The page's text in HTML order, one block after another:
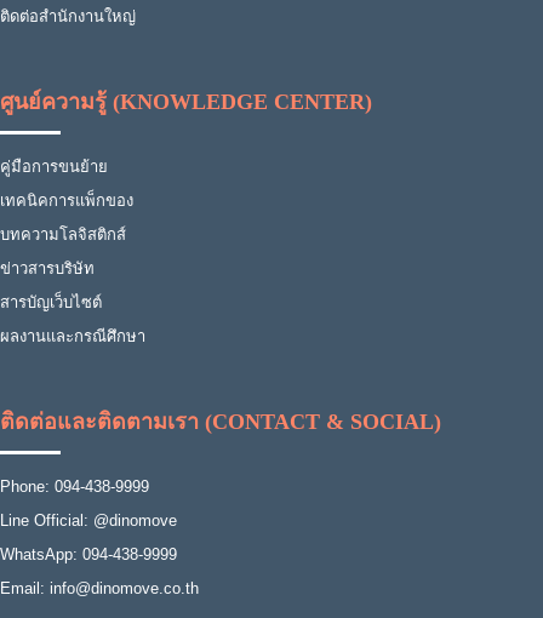
ติดต่อสำนักงานใหญ่
ศูนย์ความรู้ (KNOWLEDGE CENTER)
คู่มือการขนย้าย
เทคนิคการแพ็กของ
บทความโลจิสติกส์
ข่าวสารบริษัท
สารบัญเว็บไซต์
ผลงานและกรณีศึกษา
ติดต่อและติดตามเรา (CONTACT & SOCIAL)
Phone: 094-438-9999
Line Official: @dinomove
WhatsApp: 094-438-9999
Email: info@dinomove.co.th